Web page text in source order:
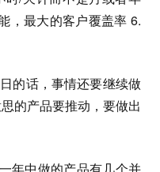
，最大的客户覆盖率 6.
的话，事情还要继续做
的产品要推动，要做出